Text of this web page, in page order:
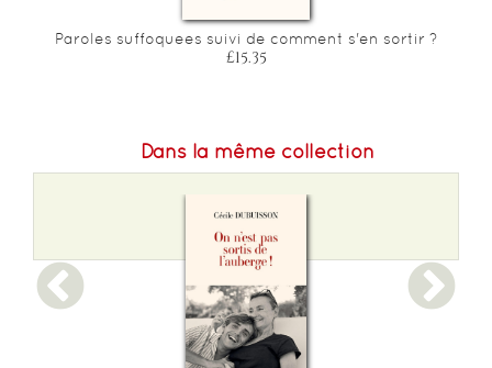
Paroles suffoquees suivi de comment s'en sortir ?
£15.35
Dans la même collection